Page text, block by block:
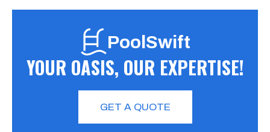
PoolSwift
YOUR OASIS, OUR EXPERTISE!
GET A QUOTE